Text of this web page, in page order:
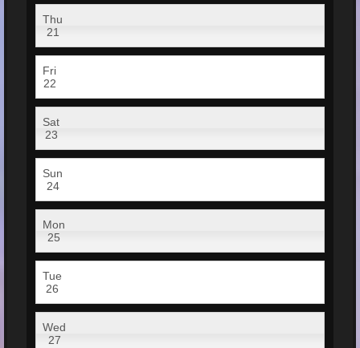
Thu
21
Fri
22
Sat
23
Sun
24
Mon
25
Tue
26
Wed
27